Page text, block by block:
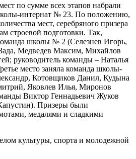
по сумме всех этапов набрали
интернат № 23. По положению,
мест, серебряного призера
строевой подготовки. Так,
школы № 2 (Селезнев Игорь,
Медведев Максим, Михайлов
руководитель команды – Наталья
место заняла команда школы-
Котовщиков Данил, Кудына
Яковлев Илья, Миронов
Виктор Геннадьевич Жуков
Призеры были
медалями и сладкими
культуры, спорта и молодежной